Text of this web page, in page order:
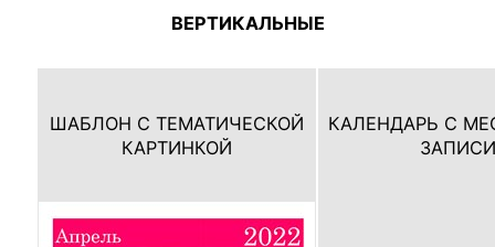
ВЕРТИКАЛЬНЫЕ
ШАБЛОН С ТЕМАТИЧЕСКОЙ
КАРТИНКОЙ
КАЛЕНДАРЬ С
ЗАПИСИ